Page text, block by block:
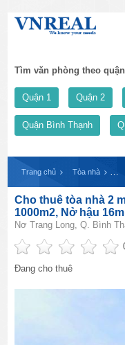
Tìm văn phòng theo quận
Quận 1 Quận 2
Quận Bình Thạnh
Trang chủ Tòa nhà
Cho thuê tòa nhà 2
1000m2, Nở hậu
Nơ Trang Long, Q. Bình
Đang cho thuê